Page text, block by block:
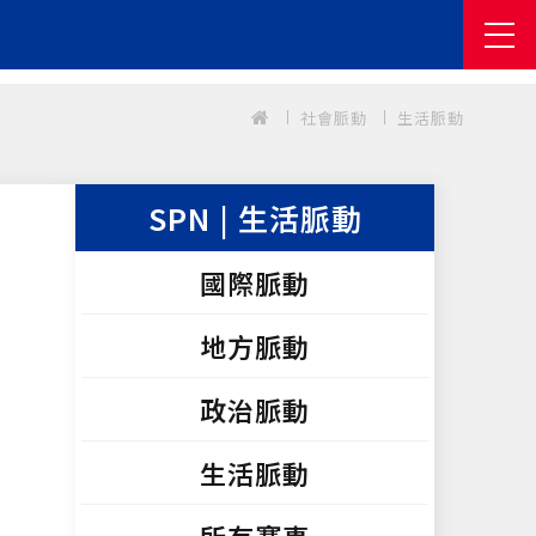
社會脈動 生活脈動
SPN | 生活脈動
國際脈動
地方脈動
政治脈動
生活脈動